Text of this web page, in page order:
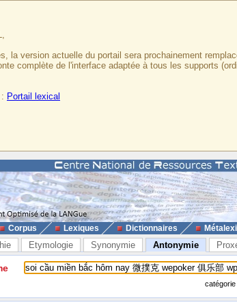
la version actuelle du portail sera prochainement
complète de l'interface adaptée à tous les supports
Portail lexical
Corpus Lexiques Dictionnaires
Etymologie Synonymie Antonymie
catégorie